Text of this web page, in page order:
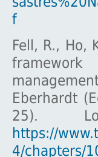
f
Fell, R., Ho,
Eberhardt
25).
https://
4/chapters/